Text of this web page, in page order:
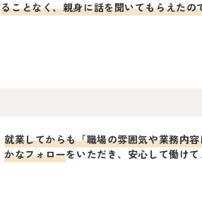
ることなく、親身に話を聞いてもらえたの
就業してからも「職場の雰囲気や業務内
かなフォローをいただき、安心して働けて